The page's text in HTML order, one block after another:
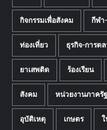
กิจกรรมเพื่อสังคม กีฬา
ท่องเที่ยว ธุรกิจ-การต
ยาเสพติด ร้องเรียน
สังคม หน่วยงานภาครัฐ
อุบัติเหตุ เกษตร ใ